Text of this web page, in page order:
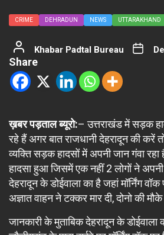
CRIME DEHRADUN NEWS UTTARAKHAND
Khabar Padtal Bureau
Share
ख़बर पड़ताल ब्यूरो:– उत्तराखंड में सड़क
रहे हैं अगर बात राजधानी देहरादून की करें
व्यक्ति सड़क हादसों में अपनी जान गंवा
हादसा हुआ जिसमें एक नहीं 2 लोगों ने अपनी
देहरादून के डोईवाला का है जहां मॉर्निंग
अज्ञात वाहन ने टक्कर मार दी, दोनो की मौके
जानकारी के मुताबिक देहरादून के डोईवाला